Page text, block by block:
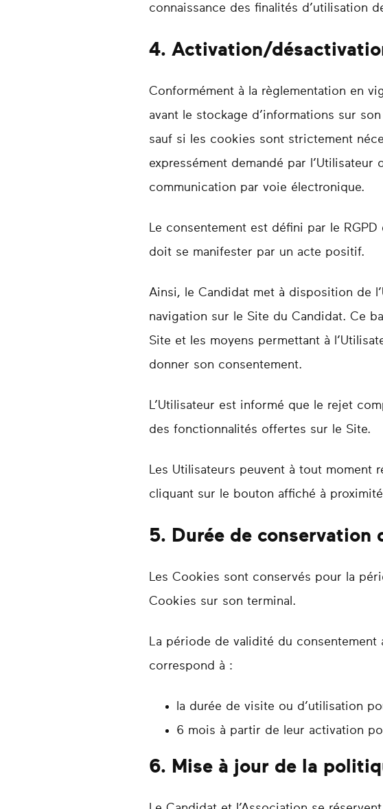
connaissance des finalités d’utilisation
4. Activation/
Conformément à la règlementation en
avant le stockage d’informations sur
sauf si les cookies sont strictement
expressément demandé par
communication par voie électronique.
Le consentement est défini par le
doit se manifester par un acte positif.
Ainsi, le Candidat met à disposition de
navigation sur le Site du Candidat. Ce
Site et les moyens permettant à
donner son consentement.
L’Utilisateur est informé que le rejet
des fonctionnalités offertes sur le Site.
Les Utilisateurs peuvent à tout moment
cliquant sur le bouton affiché à
5. Durée de conservation
Les Cookies sont conservés pour la
Cookies sur son terminal.
La période de validité du consentement
correspond à :
la durée de visite ou d’utilisation
6 mois à partir de leur activation
6. Mise à jour de la